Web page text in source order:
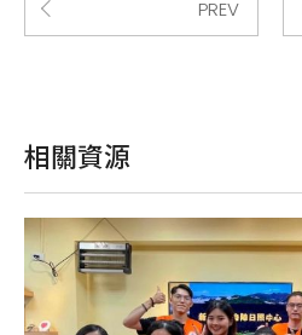
PREV
相關資源